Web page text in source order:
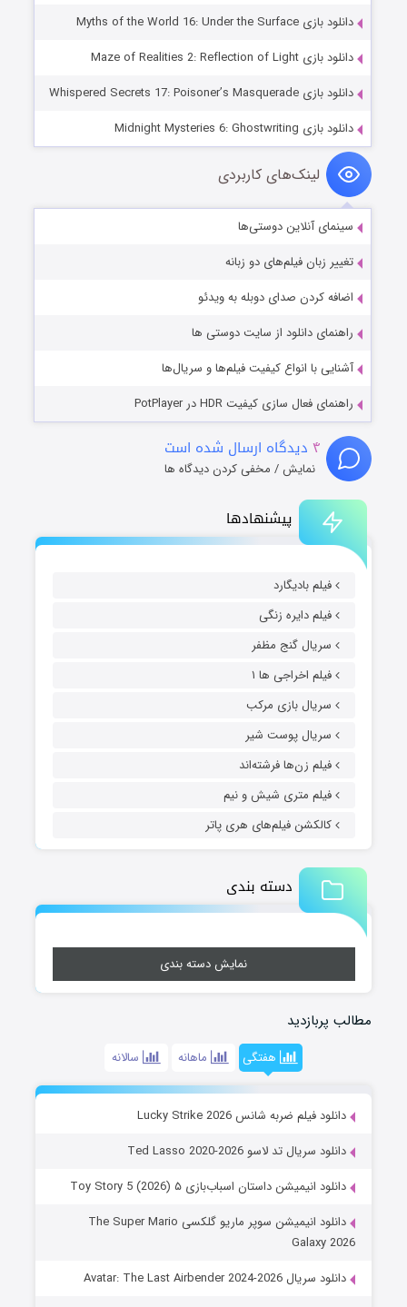
پیشنهادها
فیلم بادیگارد
فیلم دایره زنگی
سریال گنج مظفر
فیلم اخراجی ها ۱
سریال بازی مرکب
سریال پوست شیر
فیلم زن‌ها فرشته‌اند
فیلم متری شیش و نیم
کالکشن فیلم‌های هری پاتر
دسته بندی
نمایش دسته بندی
مطالب پربازدید
هفتگی ماهانه سالانه
دانلود فیلم ضربه شانس Lucky Strike 2026
دانلود سریال تد لاسو Ted Lasso 2020-2026
دانلود انیمیشن داستان اسباب‌بازی ۵ Toy Story 5 (2026)
دانلود انیمیشن سوپر ماریو گلکسی The Super Mario
Galaxy 2026
دانلود سریال Avatar: The Last Airbender 2024-2026
دانلود بازی Myths of the World 16: Under the Surface
دانلود بازی Maze of Realities 2: Reflection of Light
دانلود بازی Whispered Secrets 17: Poisoner’s Masquerade
دانلود بازی Midnight Mysteries 6: Ghostwriting
لینک‌های کاربردی
سینمای آنلاین دوستی‌ها
تغییر زبان فیلم‌های دو زبانه
اضافه کردن صدای دوبله به ویدئو
راهنمای دانلود از سایت دوستی ها
آشنایی با انواع کیفیت فیلم‌ها و سریال‌ها
راهنمای فعال سازی کیفیت HDR در PotPlayer
۴ دیدگاه ارسال شده است
نمایش / مخفی کردن دیدگاه ها